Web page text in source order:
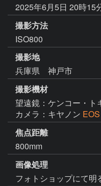
2025年6月5日 20時15
撮影方法
ISO800
撮影地
兵庫県 神戸市
撮影機材
望遠鏡：ケンコー・ト
カメラ：キヤノン
焦点距離
800mm
画像処理